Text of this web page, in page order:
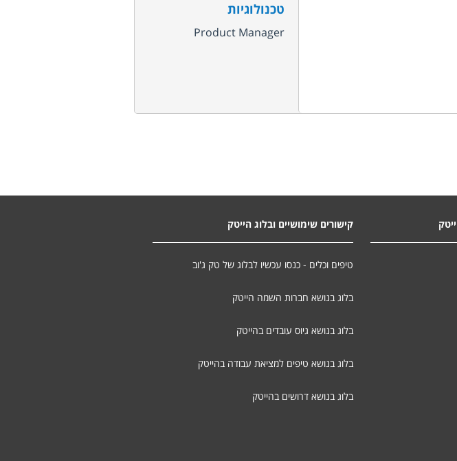
טכנולוגיות
Product Manager
קישורים שימושיים ובלוג הייטק
טיפים וכלים - כנסו עכשיו לבלוג של טק ג'וב
בלוג בנושא חברות השמה הייטק
בלוג בנושא גיוס עובדים בהייטק
בלוג בנושא טיפים למציאת עבודה בהייטק
בלוג בנושא דרושים בהייטק